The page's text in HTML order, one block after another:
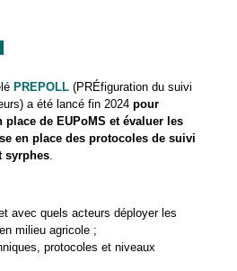
PREPOLL (PRÉfiguration du suivi
a été lancé fin 2024 pour
de EUPoMS et évaluer les
en place des protocoles de suivi
syrphes.
avec quels acteurs déployer les
milieu agricole ;
protocoles et niveaux